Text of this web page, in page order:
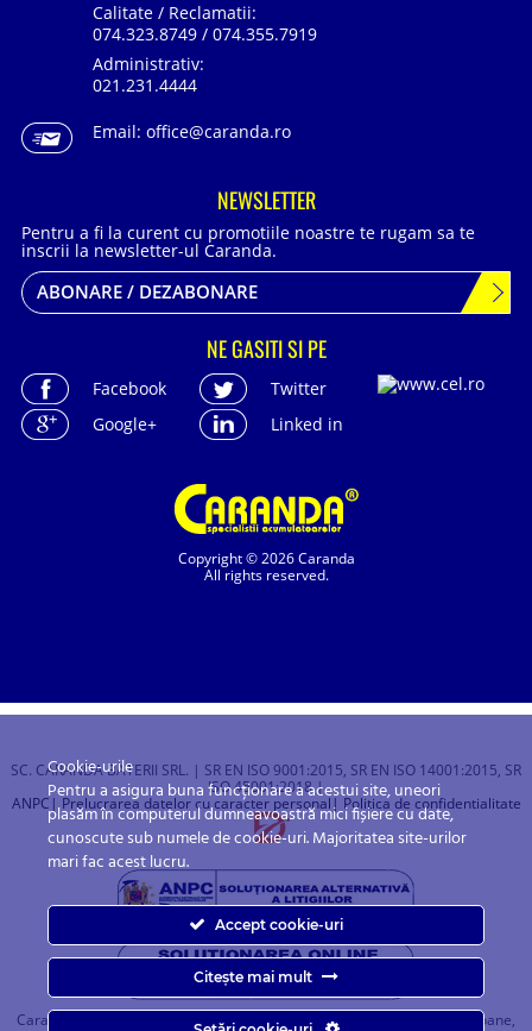
Copyright © 2026 Caranda
All rights reserved.
Calitate / Reclamatii:
074.323.8749 / 074.355.7919
Administrativ:
021.231.4444
Email: office@caranda.ro
NEWSLETTER
Pentru a fi la curent cu promotiile noastre te rugam sa te
inscrii la newsletter-ul Caranda.
ABONARE / DEZABONARE
NE GASITI SI PE
Facebook
Twitter
Google+
Linked in
SC. CARANDA BATERII SRL. | SR EN ISO 9001:2015, SR EN ISO 14001:2015, SR
ISO 45001:2018 |
ANPC | Prelucrarea datelor cu caracter personal| Politica de confidentialitate
Caranda.ro este un magazin online cu baterii pentru automobile, camioane,
Cookie-urile
Pentru a asigura buna funcționare a acestui site, uneori
plasăm în computerul dumneavoastră mici fișiere cu date,
cunoscute sub numele de cookie-uri. Majoritatea site-urilor
mari fac acest lucru.
Accept cookie-uri
Citește mai mult